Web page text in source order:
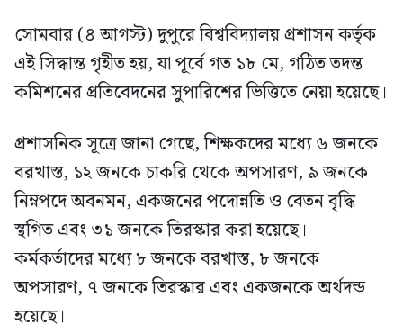
সোমবার (৪ আগস্ট) দুপুরে বিশ্ববিদ্যালয় প্রশাসন কর্তৃক
এই সিদ্ধান্ত গৃহীত হয়, যা পূর্বে গত ১৮ মে, গঠিত তদন্ত
কমিশনের প্রতিবেদনের সুপারিশের ভিত্তিতে নেয়া হয়েছে।
প্রশাসনিক সূত্রে জানা গেছে, শিক্ষকদের মধ্যে ৬ জনকে
বরখাস্ত, ১২ জনকে চাকরি থেকে অপসারণ, ৯ জনকে
নিম্নপদে অবনমন, একজনের পদোন্নতি ও বেতন বৃদ্ধি
স্থগিত এবং ৩১ জনকে তিরস্কার করা হয়েছে।
কর্মকর্তাদের মধ্যে ৮ জনকে বরখাস্ত, ৮ জনকে
অপসারণ, ৭ জনকে তিরস্কার এবং একজনকে অর্থদন্ড
হয়েছে।